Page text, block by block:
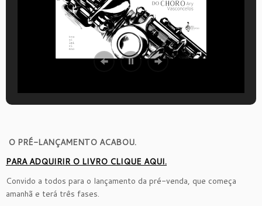
O PRÉ-LANÇAMENTO ACABOU.
PARA ADQUIRIR O LIVRO CLIQUE AQUI.
Convido a todos para o lançamento da pré-venda, que começa
amanhã e terá três fases.